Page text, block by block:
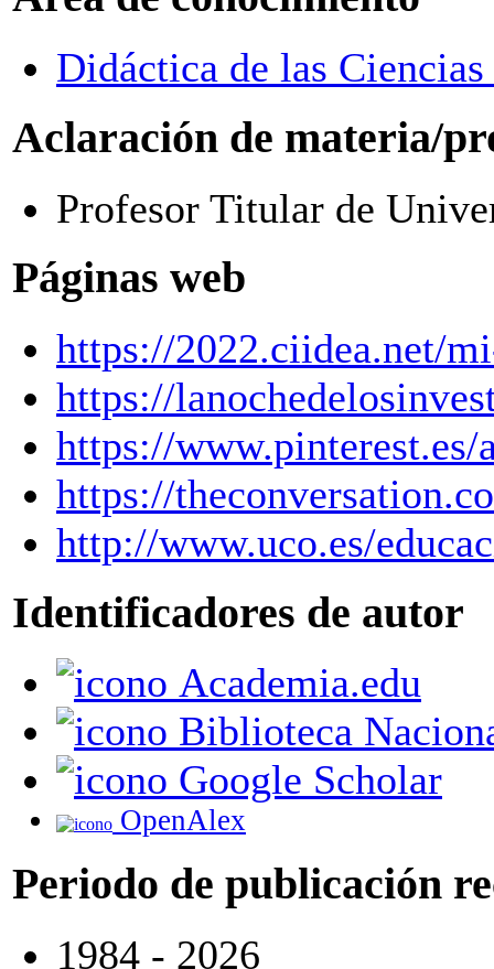
Didáctica de las
Aclaración de materia/
Profesor Titular de
Páginas web
https://2022.ciidea.net/
https://
https://www.pinterest.es/
https://
http://www.uco.es/
Identificadores de autor
Academia.edu
Biblioteca
Google Scholar
OpenAlex
Periodo de publicación
1984 - 2026